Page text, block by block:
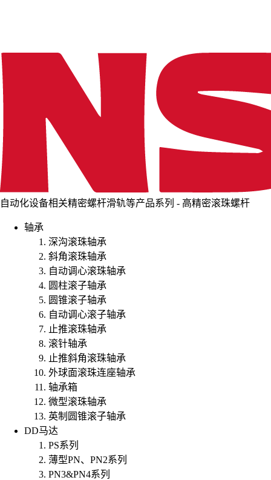
自动化设备相关精密螺杆滑轨等产品系列 - 高精密滚珠螺杆
轴承
深沟滚珠轴承
斜角滚珠轴承
自动调心滚珠轴承
圆柱滚子轴承
圆锥滚子轴承
自动调心滚子轴承
止推滚珠轴承
滚针轴承
止推斜角滚珠轴承
外球面滚珠连座轴承
轴承箱
微型滚珠轴承
英制圆锥滚子轴承
DD马达
PS系列
薄型PN、PN2系列
PN3&PN4系列